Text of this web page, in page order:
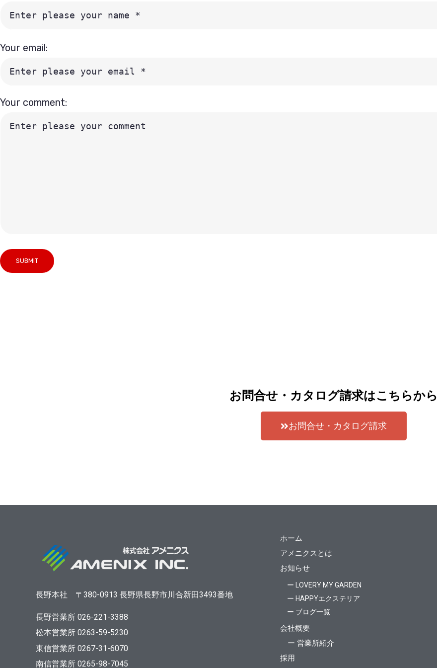
Your comment:
Your email:
お問合せ・カタログ請求はこちらから
お問合せ・カタログ請求
長野本社 〒380-0913 長野県長野市川合新田3493番地
長野営業所 026-221-3388
松本営業所 0263-59-5230
東信営業所 0267-31-6070
南信営業所 0265-98-7045
ホーム
アメニクスとは
お知らせ
ー LOVERY MY GARDEN
ー HAPPYエクステリア
ー ブログ一覧
会社概要
ー 営業所紹介
採用